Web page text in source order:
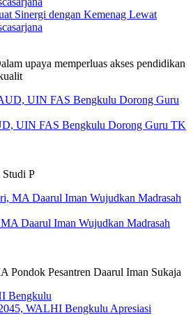
Sinergi dengan Kemenag Lewat
upaya memperluas akses pendidikan
UIN FAS Bengkulu Dorong Guru TK
Studi P
Daarul Iman Wujudkan Madrasah
Pondok Pesantren Daarul Iman Sukaja
WALHI Bengkulu Apresiasi